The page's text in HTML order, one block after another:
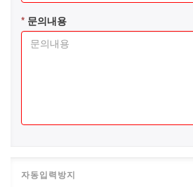
* 문의내용